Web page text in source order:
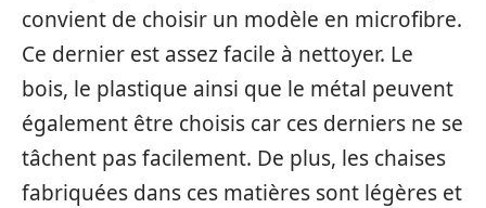
convient de choisir un modèle en microfibre.
Ce dernier est assez facile à nettoyer. Le
bois, le plastique ainsi que le métal peuvent
également être choisis car ces derniers ne se
tâchent pas facilement. De plus, les chaises
fabriquées dans ces matières sont légères et